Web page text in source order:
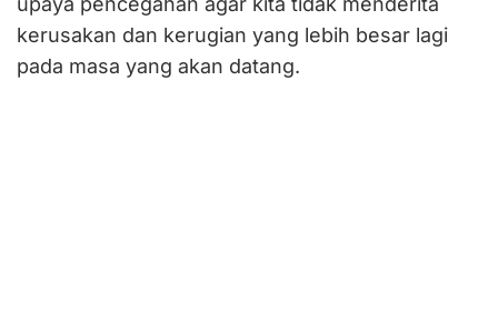
kerusakan dan kerugian yang lebih besar lagi
pada masa yang akan datang.